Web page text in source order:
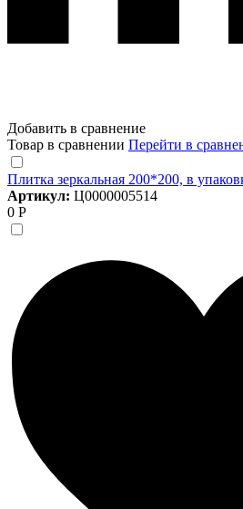
Добавить в сравнение
Товар в сравнении Перейти в
Плитка зеркальная 200*200, в
Артикул: Ц0000005514
0 Р